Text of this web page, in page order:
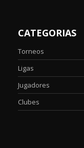
CATEGORIAS
Torneos
Ligas
Jugadores
Clubes